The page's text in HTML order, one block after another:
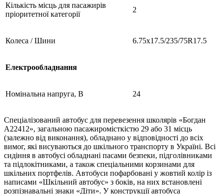
Кількість місць для пасажирів
пріоритетної категорії
2
Колеса / Шини 6.75х17.5/235/75R17.5
Електрообладнання
Номінальна напруга, В 24
Спеціалізований автобус для перевезення школярів «Богдан
А22412», загальною пасажиромісткістю 29 або 31 місць
(залежно від виконання), обладнано у відповідності до всіх
вимог, які висуваються до шкільного транспорту в Україні. Всі
сидіння в автобусі обладнані пасами безпеки, підголівниками
та підлокітниками, а також спеціальними корзинами для
шкільних портфелів. Автобуси пофарбовані у жовтий колір із
написами «Шкільний автобус» з боків, на них встановлені
розпізнавальні знаки «Діти». У конструкції автобуса